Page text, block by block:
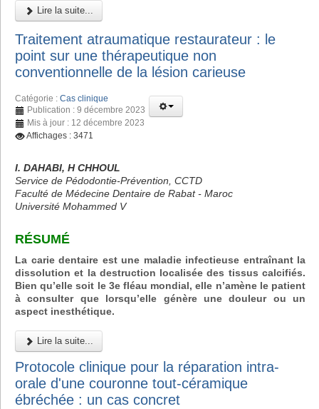
Lire la suite...
Traitement atraumatique restaurateur : le
point sur une thérapeutique non
conventionnelle de la lésion carieuse
Catégorie : Cas clinique
Publication : 9 décembre 2023
Mis à jour : 12 décembre 2023
Affichages : 3471
I. DAHABI, H CHHOUL
Service de Pédodontie-Prévention, CCTD
Faculté de Médecine Dentaire de Rabat - Maroc
Université Mohammed V
RÉSUMÉ
La carie dentaire est une maladie infectieuse entraînant la
dissolution et la destruction localisée des tissus calcifiés.
Bien qu’elle soit le 3e fléau mondial, elle n’amène le patient
à consulter que lorsqu’elle génère une douleur ou un
aspect inesthétique.
Lire la suite...
Protocole clinique pour la réparation intra-
orale d'une couronne tout-céramique
ébréchée : un cas concret